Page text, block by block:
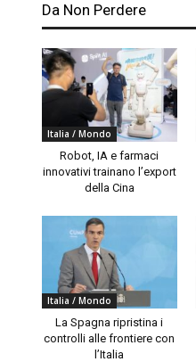
Da Non Perdere
Italia / Mondo
Robot, IA e farmaci
innovativi trainano l’export
della Cina
Italia / Mondo
La Spagna ripristina i
controlli alle frontiere con
l’Italia